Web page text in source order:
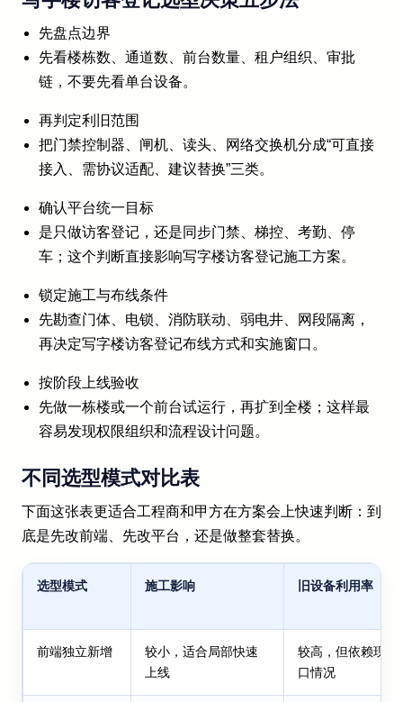
先盘点边界
先看楼栋数、通道数、前台数量、租户组织、审批
链，不要先看单台设备。
再判定利旧范围
把门禁控制器、闸机、读头、网络交换机分成“可直接
接入、需协议适配、建议替换”三类。
确认平台统一目标
是只做访客登记，还是同步门禁、梯控、考勤、停
车；这个判断直接影响写字楼访客登记施工方案。
锁定施工与布线条件
先勘查门体、电锁、消防联动、弱电井、网段隔离，
再决定写字楼访客登记布线方式和实施窗口。
按阶段上线验收
先做一栋楼或一个前台试运行，再扩到全楼；这样最
容易发现权限组织和流程设计问题。
不同选型模式对比表
下面这张表更适合工程商和甲方在方案会上快速判断：到
底是先改前端、先改平台，还是做整套替换。
选型模式 施工影响 旧设备利用率
前端独立新增
较小，适合局部快速
上线
较高，但依赖现场
口情况